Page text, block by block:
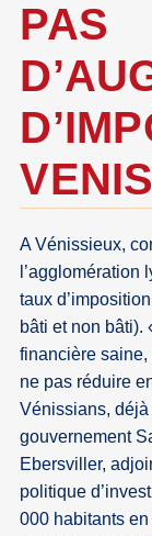
PAS
A Vénissieux,
l’agglomération
taux
bâti et non bâti).
financière saine,
ne pas réduire
Vénissians,
gouvernement
Ebersviller,
politique
000 habitants